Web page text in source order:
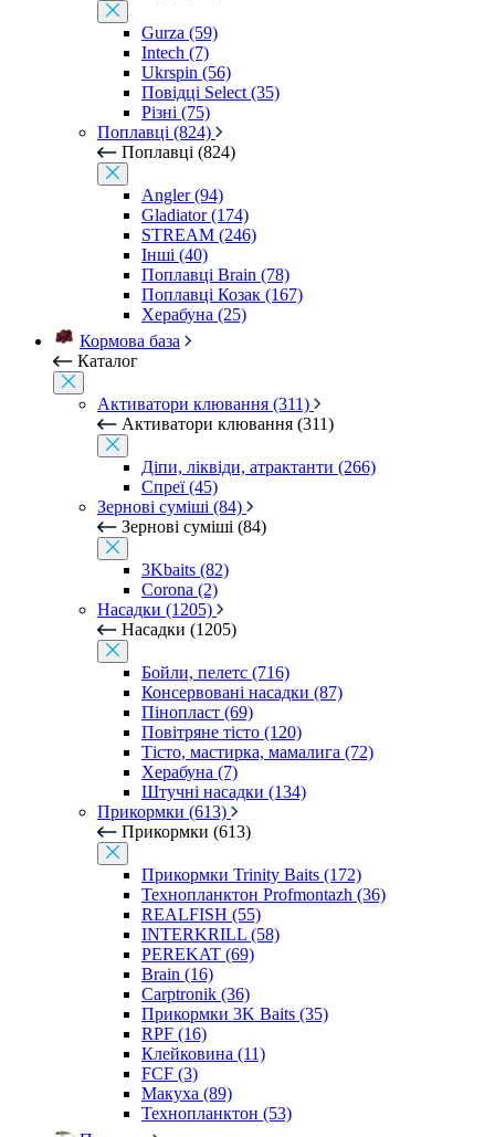
Gurza (59)
Intech (7)
Ukrspin (56)
Повідці Select (35)
Різні (75)
Поплавці (824)
Поплавці (824)
Angler (94)
Gladiator (174)
STREAM (246)
Інші (40)
Поплавці Brain (78)
Поплавці Козак (167)
Херабуна (25)
Кормова база
Каталог
Активатори клювання (311)
Активатори клювання (311)
Діпи, ліквіди, атрактанти (266)
Спреї (45)
Зернові суміші (84)
Зернові суміші (84)
3Kbaits (82)
Corona (2)
Насадки (1205)
Насадки (1205)
Бойли, пелетс (716)
Консервовані насадки (87)
Пінопласт (69)
Повітряне тісто (120)
Тісто, мастирка, мамалига (72)
Херабуна (7)
Штучні насадки (134)
Прикормки (613)
Прикормки (613)
Прикормки Trinity Baits (172)
Технопланктон Profmontazh (36)
REALFISH (55)
INTERKRILL (58)
PEREKAT (69)
Brain (16)
Carptronik (36)
Прикормки 3K Baits (35)
RPF (16)
Клейковина (11)
FCF (3)
Макуха (89)
Технопланктон (53)